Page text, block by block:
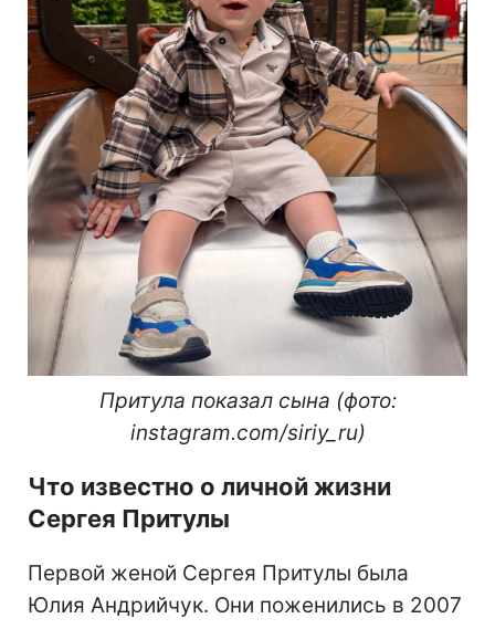
Притула показал сына (фото:
instagram.com/siriy_ru)
Что известно о личной жизни
Сергея Притулы
Первой женой Сергея Притулы была
Юлия Андрийчук. Они поженились в 2007